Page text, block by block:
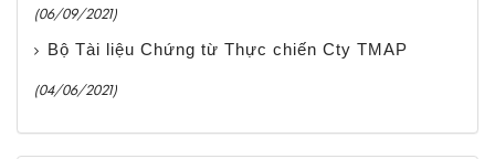
(06/09/2021)
Bộ Tài liệu Chứng từ Thực chiến Cty TMAP
(04/06/2021)